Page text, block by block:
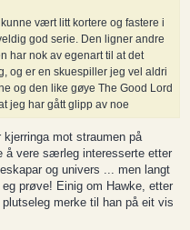
kunne vært litt kortere og fastere i
god serie. Den ligner andre
har nok av egenart til at det
og er en skuespiller jeg vel aldri
og den like gøye The Good Lord
jeg har gått glipp av noe
mot straumen på
å vere særleg interesserte etter
og univers ... men langt
prøve! Einig om Hawke, etter
merke til han på eit vis